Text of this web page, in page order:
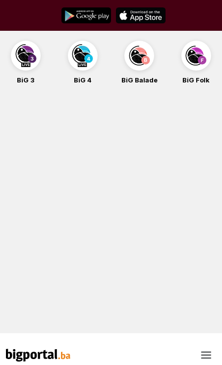
content
BiG 3 BiG 4 BiG Balade BiG Folk